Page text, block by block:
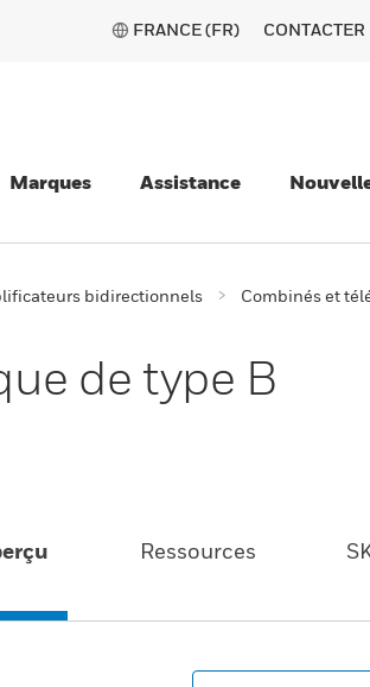
FRANCE (FR) CONTACTER
Marques Assistance
bidirectionnels Combinés et
de type B
Ressources